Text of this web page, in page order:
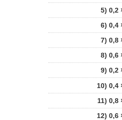
5) 0,2
6) 0,4
7) 0,8
8) 0,6
9) 0,2
10) 0,4
11) 0,8
12) 0,6